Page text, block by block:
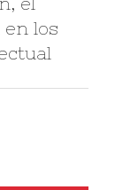
en los